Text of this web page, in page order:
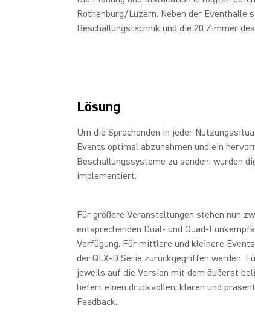
Rothenburg/Luzern. Neben der
Beschallungstechnik und die 20 Zimmer
Lösung
Um die Sprechenden in jeder
Events optimal abzunehmen und ein
Beschallungssysteme zu senden, wurden
implementiert.
Für größere Veranstaltungen stehen nun
entsprechenden Dual- und Quad-
Verfügung. Für mittlere und kleinere
der QLX-D Serie zurückgegriffen werden.
jeweils auf die Version mit dem äußerst
liefert einen druckvollen, klaren und
Feedback.